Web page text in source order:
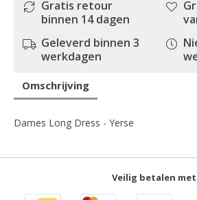
Gratis retour
binnen 14 dagen
Geleverd binnen 3
werkdagen
Omschrijving
Dames Long Dress - Yerse
Veilig betalen met